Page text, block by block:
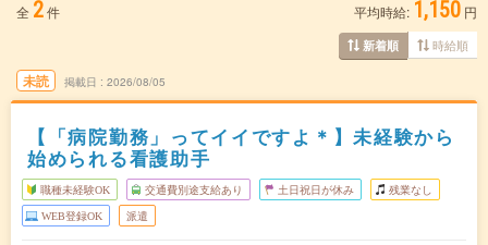
全 2件 平均時給: 1,150 円
新着順 時給順
未読 掲載日 2026/08/05
【「病院勤務」ってイイですよ＊】未経験から
始められる看護助手
職種未経験OK 交通費別途支給あり 土日祝日が休み 残業なし
WEB登録OK 派遣